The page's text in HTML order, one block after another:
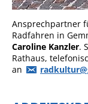
Ansprechpartner
Radfahren in
Caroline Kanzler.
Rathaus,
an